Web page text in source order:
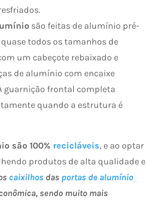
são feitas de alumínio pré-
todos os tamanhos de
um cabeçote rebaixado e
de alumínio com encaixe
guarnição frontal completa
quando a estrutura é
são 100% recicláveis, e ao optar
produtos de alta qualidade e
caixilhos das portas de alumínio
sendo muito mais